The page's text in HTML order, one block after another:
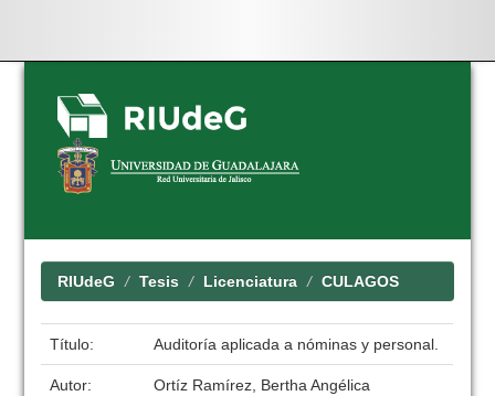
Skip
navigation
RIUdeG Tesis Licenciatura CULAGOS
Título: Auditoría aplicada a nóminas y personal.
Autor:
Ortíz Ramírez, Bertha Angélica